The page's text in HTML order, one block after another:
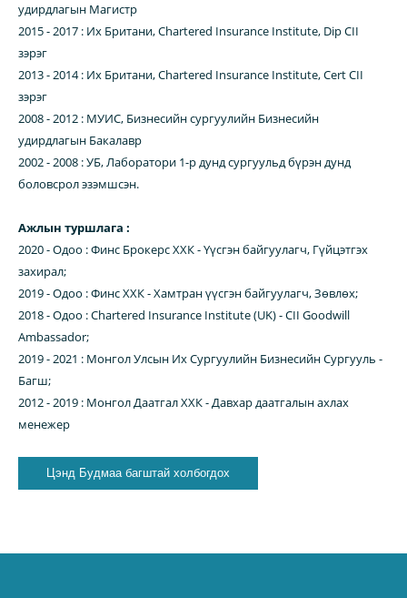
удирдлагын Магистр
2015 - 2017 : Их Британи, Chartered Insurance Institute, Dip CII
зэрэг
2013 - 2014 : Их Британи, Chartered Insurance Institute, Cert CII
зэрэг
2008 - 2012 : МУИС, Бизнесийн сургуулийн Бизнесийн
удирдлагын Бакалавр
2002 - 2008 : УБ, Лаборатори 1-р дунд сургуульд бүрэн дунд
боловсрол эзэмшсэн.
Ажлын туршлага :
2020 - Одоо : Финс Брокерс ХХК - Үүсгэн байгуулагч, Гүйцэтгэх
захирал;
2019 - Одоо : Финс ХХК - Хамтран үүсгэн байгуулагч, Зөвлөх;
2018 - Одоо : Chartered Insurance Institute (UK) - CII Goodwill
Ambassador;
2019 - 2021 : Монгол Улсын Их Сургуулийн Бизнесийн Сургууль -
Багш;
2012 - 2019 : Монгол Даатгал ХХК - Давхар даатгалын ахлах
менежер
Цэнд Будмаа багштай холбогдох